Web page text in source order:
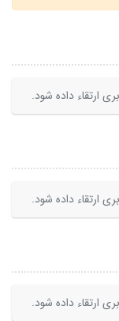
ارتقاء داده شود.
ارتقاء داده شود.
ارتقاء داده شود.